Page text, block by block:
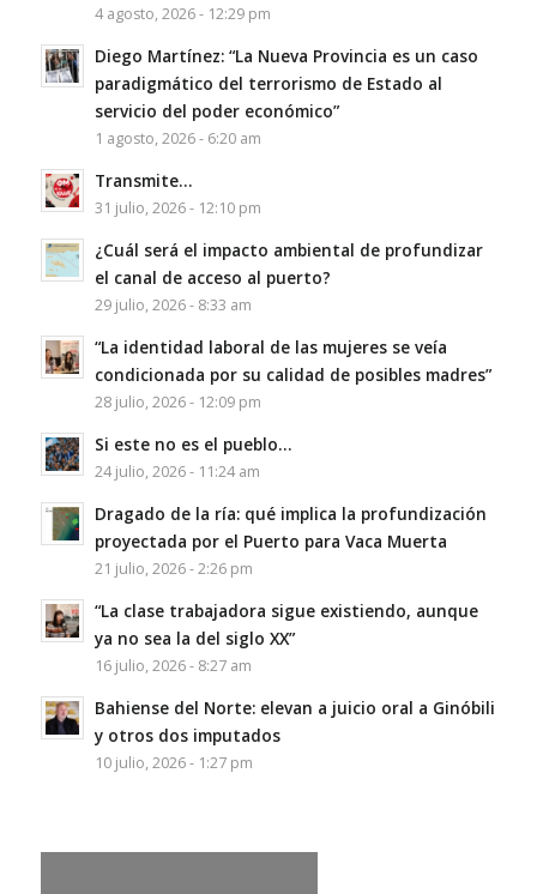
4 agosto, 2026 - 12:29 pm
Diego Martínez: “La Nueva Provincia es un caso
paradigmático del terrorismo de Estado al
servicio del poder económico”
1 agosto, 2026 - 6:20 am
Transmite…
31 julio, 2026 - 12:10 pm
¿Cuál será el impacto ambiental de profundizar
el canal de acceso al puerto?
29 julio, 2026 - 8:33 am
“La identidad laboral de las mujeres se veía
condicionada por su calidad de posibles madres”
28 julio, 2026 - 12:09 pm
Si este no es el pueblo…
24 julio, 2026 - 11:24 am
Dragado de la ría: qué implica la profundización
proyectada por el Puerto para Vaca Muerta
21 julio, 2026 - 2:26 pm
“La clase trabajadora sigue existiendo, aunque
ya no sea la del siglo XX”
16 julio, 2026 - 8:27 am
Bahiense del Norte: elevan a juicio oral a Ginóbili
y otros dos imputados
10 julio, 2026 - 1:27 pm